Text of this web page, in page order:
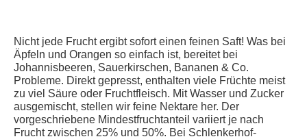
Nicht jede Frucht ergibt sofort einen feinen Saft! Was bei
Äpfeln und Orangen so einfach ist, bereitet bei
Johannisbeeren, Sauerkirschen, Bananen & Co.
Probleme. Direkt gepresst, enthalten viele Früchte meist
zu viel Säure oder Fruchtfleisch. Mit Wasser und Zucker
ausgemischt, stellen wir feine Nektare her. Der
vorgeschriebene Mindestfruchtanteil variiert je nach
Frucht zwischen 25% und 50%. Bei Schlenkerhof-